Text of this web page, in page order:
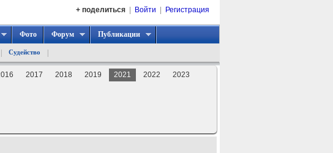
Регистрация
Войти
+ поделиться
Судейство
Фото Форум Публикации
2017 2018 2019 2021 2022
2023